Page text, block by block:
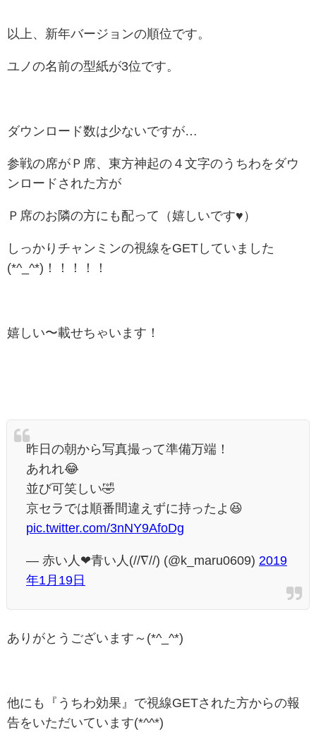
以上、新年バージョンの順位です。
ユノの名前の型紙が3位です。
ダウンロード数は少ないですが…
参戦の席がＰ席、東方神起の４文字のうちわをダウ
ンロードされた方が
Ｐ席のお隣の方にも配って（嬉しいです♥）
しっかりチャンミンの視線をGETしていました
(*^_^*)！！！！！
嬉しい〜載せちゃいます！
昨日の朝から写真撮って準備万端！
あれれ😂
並び可笑しい🤣
京セラでは順番間違えずに持ったよ😆
pic.twitter.com/3nNY9AfoDg
— 赤い人❤︎青い人(//∇//) (@k_maru0609) 2019
年1月19日
ありがとうございます～(*^_^*)
他にも『うちわ効果』で視線GETされた方からの報
告をいただいています(*^^*)